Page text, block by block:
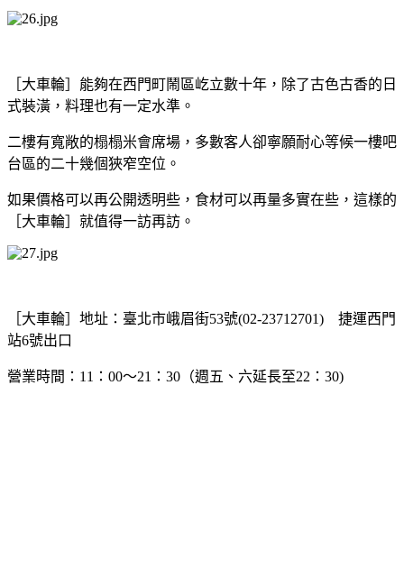
［大車輪］能夠在西門町鬧區屹立數十年，除了古色古香的日
式裝潢，料理也有一定水準。
二樓有寬敞的榻榻米會席場，多數客人卻寧願耐心等候一樓吧
台區的二十幾個狹窄空位。
如果價格可以再公開透明些，食材可以再量多實在些，這樣的
［大車輪］就值得一訪再訪。
［大車輪］ 地址：臺北市峨眉街53號(02-23712701) 捷運西門
站6號出口
營業時間：11：00～21：30（週五、六延長至22：30)